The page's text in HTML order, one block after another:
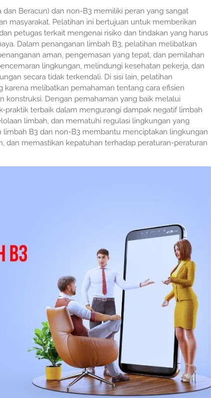
Beracun) dan non-B3 memiliki peran yang sangat
masyarakat. Pelatihan ini bertujuan untuk memberikan
petugas terkait mengenai risiko dan tindakan yang harus
Dalam penanganan limbah B3, pelatihan melibatkan
aman, pengemasan yang tepat, dan pemilahan
lingkungan, melindungi kesehatan pekerja, dan
secara tidak terkendali. Di sisi lain, pelatihan
melibatkan pemahaman tentang cara efisien
konstruksi. Dengan pemahaman yang baik melalui
praktik terbaik dalam mengurangi dampak negatif limbah
limbah, dan mematuhi regulasi lingkungan yang
B3 dan non-B3 membantu menciptakan lingkungan
dan memastikan kepatuhan terhadap peraturan-peraturan